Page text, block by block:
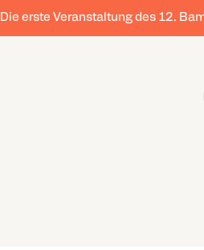
Die erste Veranstaltung des 12.